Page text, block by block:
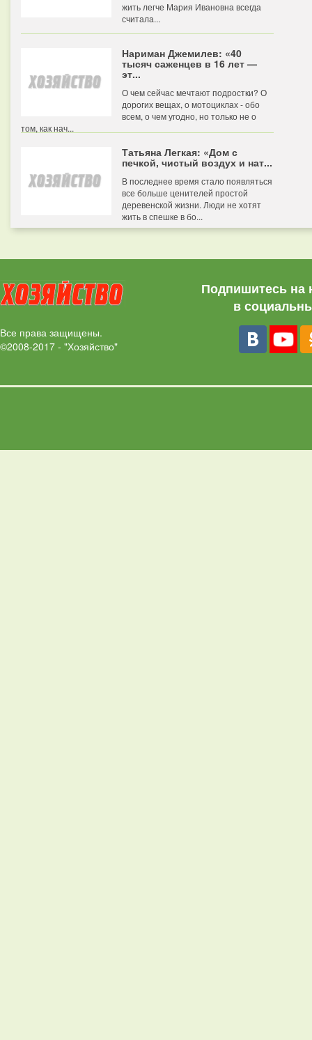
жить легче Мария Ивановна всегда
считала...
Нариман Джемилев: «40
тысяч саженцев в 16 лет —
эт...
О чем сейчас мечтают подростки? О
дорогих вещах, о мотоциклах - обо
всем, о чем угодно, но только не о
том, как нач...
Татьяна Легкая: «Дом с
печкой, чистый воздух и нат...
В последнее время стало появляться
все больше ценителей простой
деревенской жизни. Люди не хотят
жить в спешке в бо...
Все права защищены.
©2008-2017 - "Хозяйство"
Подпишитесь на
в